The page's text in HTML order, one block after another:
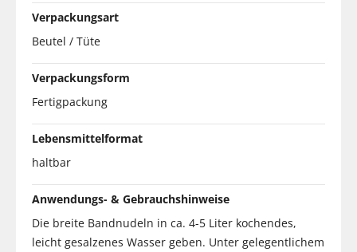
Verpackungsart
Beutel / Tüte
Verpackungsform
Fertigpackung
Lebensmittelformat
haltbar
Anwendungs- & Gebrauchshinweise
Die breite Bandnudeln in ca. 4-5 Liter kochendes,
leicht gesalzenes Wasser geben. Unter gelegentlichem